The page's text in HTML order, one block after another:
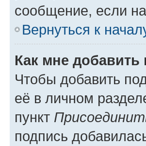
сообщение, если
Вернуться к
Как мне
Чтобы добавить
её в личном
пункт
подпись